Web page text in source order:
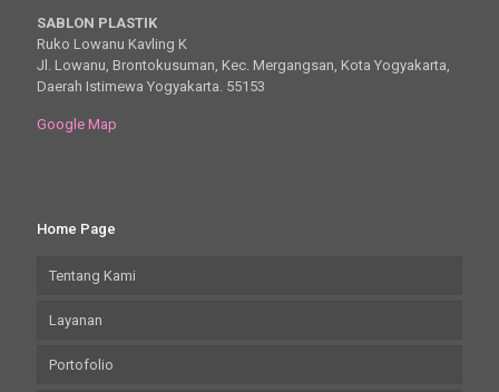
SABLON PLASTIK
Ruko Lowanu Kavling K
Jl. Lowanu, Brontokusuman, Kec. Mergangsan, Kota Yogyakarta,
Daerah Istimewa Yogyakarta. 55153
Google Map
Home Page
Tentang Kami
Layanan
Portofolio